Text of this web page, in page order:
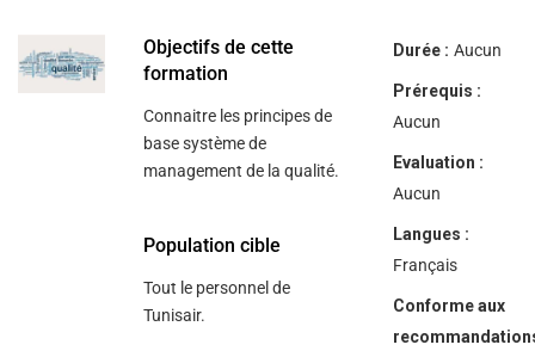
navigate
and
interact
Objectifs de cette
formation
Connaitre les principes de
base système de
management de la qualité.
Population cible
Tout le personnel de
Tunisair.
Durée : Aucun
Prérequis :
Aucun
Evaluation :
Aucun
Langues :
Français
Conforme aux